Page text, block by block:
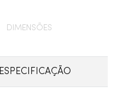
DIMENSÕES
ESPECIFICAÇÃO